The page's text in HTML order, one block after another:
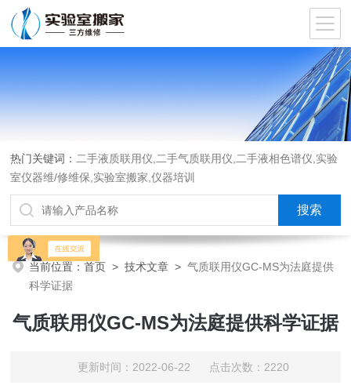
热门关键词： 二手液质联用仪,二手气质联用仪,二手液相色谱仪,实验
室仪器维/修维保,实验室搬家,仪器培训
当前位置：首页 >技术文章 >气质联用仪GC-MS为法庭提供
科学证据
气质联用仪GC-MS为法庭提供科学证据
更新时间：2022-06-22 点击次数：2220